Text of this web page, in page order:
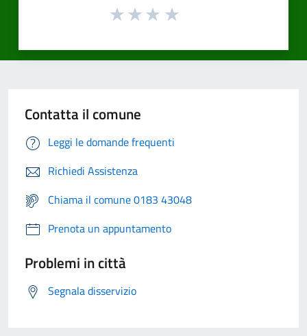
Contatta il comune
Leggi le domande frequenti
Richiedi Assistenza
Chiama il comune 0183 43048
Prenota un appuntamento
Problemi in città
Segnala disservizio